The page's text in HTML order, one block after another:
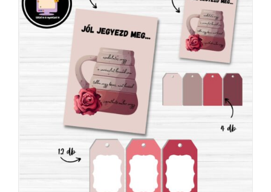
KOSÁRBA TESZEM
RÉSZLETEK